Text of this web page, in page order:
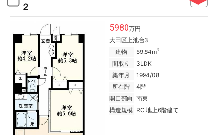
２
5980万円
大田区上池台3
建物
59.64m2
間取り
3LDK
築年月
1994/08
所在階
4階
開口部向 南東
構造規模 RC 地上6階建て